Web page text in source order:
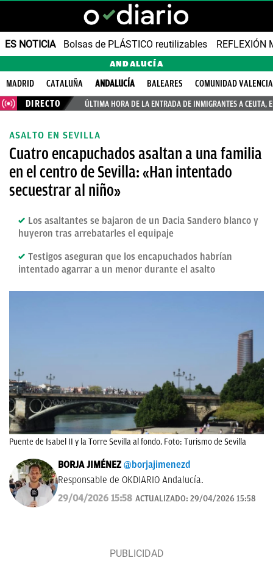
ES NOTICIA Bolsas de PLÁSTICO reutilizables REFLEXIÓN
ANDALUCÍA
MADRID CATALUÑA ANDALUCÍA BALEARES
COMUNIDAD
DIRECTO
ÚLTIMA HORA DE LA ENTRADA DE INMIGRANTES A CEUTA,
ASALTO EN SEVILLA
Cuatro encapuchados asaltan a una familia
en el centro de Sevilla: «Han intentado
secuestrar al niño»
Los asaltantes se bajaron de un Dacia Sandero blanco y
huyeron tras arrebatarles el equipaje
Testigos aseguran que los encapuchados habrían
intentado agarrar a un menor durante el asalto
Puente de Isabel II y la Torre Sevilla al fondo. Foto: Turismo de Sevilla
BORJA JIMÉNEZ @borjajimenezd
Responsable de OKDIARIO Andalucía.
29/04/2026 15:58 ACTUALIZADO: 29/04/2026 15:58